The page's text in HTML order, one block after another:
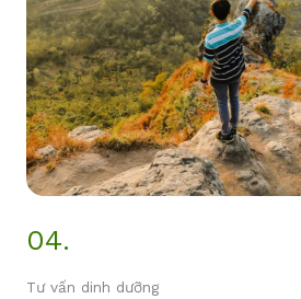
04.
Tư vấn dinh dưỡng